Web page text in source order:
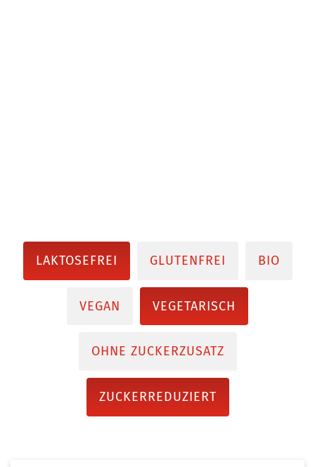
LAKTOSEFREI GLUTENFREI BIO
VEGAN VEGETARISCH
OHNE ZUCKERZUSATZ
ZUCKERREDUZIERT